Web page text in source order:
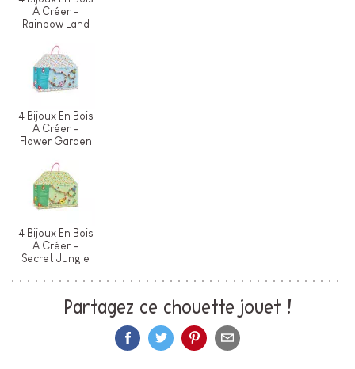
A Créer -
Rainbow Land
4 Bijoux En Bois
A Créer -
Flower Garden
4 Bijoux En Bois
A Créer -
Secret Jungle
Partagez ce chouette jouet !